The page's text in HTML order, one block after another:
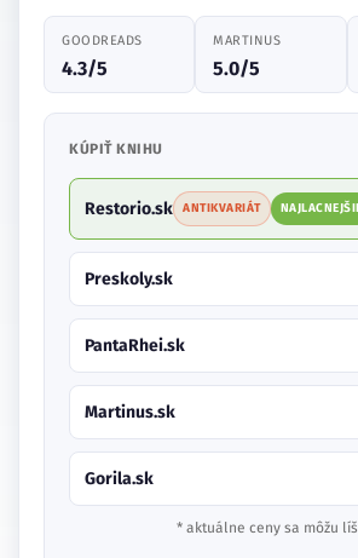
GOODREADS
4.3/5
MARTINUS
5.0/5
KÚPIŤ KNIHU
Restorio.sk ANTIKVARIÁT
Preskoly.sk
PantaRhei.sk
Martinus.sk
Gorila.sk
* aktuálne ceny sa môžu